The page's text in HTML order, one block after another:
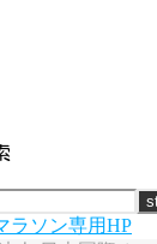
ラソン専用HP